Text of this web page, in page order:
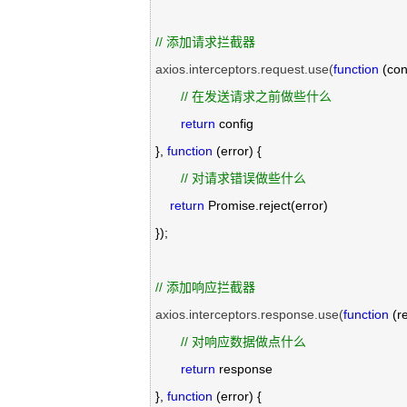
// 添加请求拦截器
axios.interceptors.request.use(function
// 在发送请求之前做些什么
return config
}, function (error) {
// 对请求错误做些什么
return Promise.reject(error)
});
// 添加响应拦截器
axios.interceptors.response.use(function
// 对响应数据做点什么
return response
}, function (error) {